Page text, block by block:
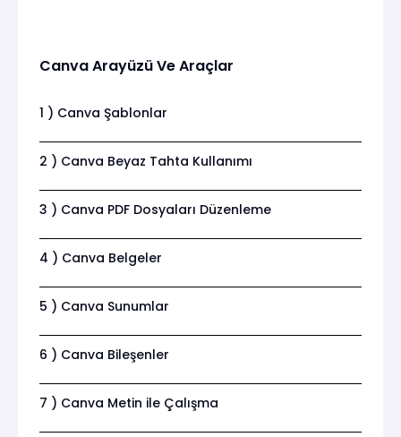
Canva Arayüzü Ve Araçlar
1 ) Canva Şablonlar
2 ) Canva Beyaz Tahta Kullanımı
3 ) Canva PDF Dosyaları Düzenleme
4 ) Canva Belgeler
5 ) Canva Sunumlar
6 ) Canva Bileşenler
7 ) Canva Metin ile Çalışma